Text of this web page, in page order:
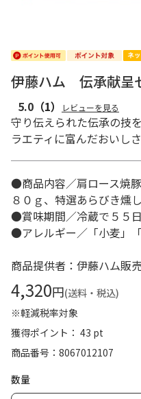
伊藤ハム 伝承献呈
5.0 （1） レビューを見る
守り伝えられた伝承の技
ラエティに富んだおいし
●商品内容／肩ロース焼
８０ｇ、特選あらびき
●賞味期間／冷蔵で５５日
●アレルギー／「小麦」
商品提供者：伊藤ハム販
4,320円(送料・税込)
※軽減税率対象
獲得ポイント： 43 pt
商品番号
8067012107
数量